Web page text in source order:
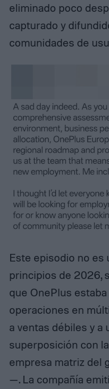
eliminado poco
capturado y
comunidades de
Este episodio no es
principios de 2026,
que OnePlus
operaciones en
a ventas débiles y a
superposición con
empresa matriz del
—. La compañía